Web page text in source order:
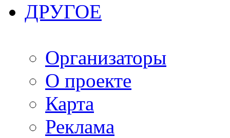
ДРУГОЕ
Организаторы
О проекте
Карта
Реклама